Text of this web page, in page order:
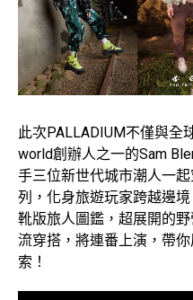
此次PALLADIUM不僅與全
world創辦人之一的Sam
手三位新世代城市潮人一起
列，化身旅遊玩家跨越邊
靴版旅人圖鑑，超展開的
流穿搭，將連番上演，帶
索！